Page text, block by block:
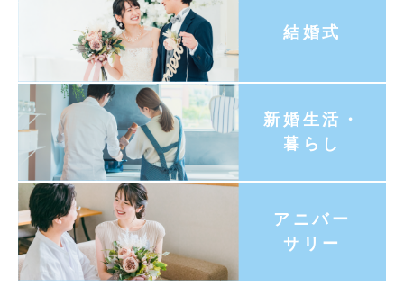
結婚式
新婚生活・
暮らし
アニバー
サリー